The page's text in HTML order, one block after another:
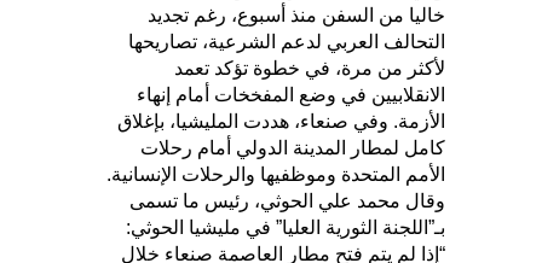
خاليا من السفن منذ أسبوع، رغم تجديد
التحالف العربي لدعم الشرعية، تصاريحها
لأكثر من مرة، في خطوة تؤكد تعمد
الانقلابيين في وضع المفخخات أمام إنهاء
الأزمة. وفي صنعاء، هددت المليشيا، بإغلاق
كامل لمطار المدينة الدولي أمام رحلات
الأمم المتحدة وموظفيها والرحلات الإنسانية.
وقال محمد علي الحوثي، رئيس ما تسمى
بـ”اللجنة الثورية العليا” في مليشيا الحوثي:
“إذا لم يتم فتح مطار العاصمة صنعاء خلال